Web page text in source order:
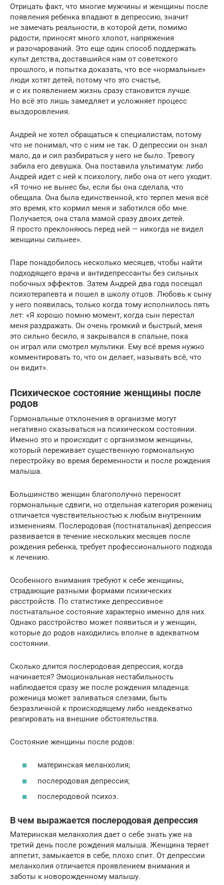
Отрицать факт, что многие мужчины и женщины после
появления ребенка впадают в депрессию, значит
не замечать реальности, в которой дети, помимо
радости, приносят много хлопот, напряжения
и разочарований. Это еще один способ поддержать
культ детства, доставшийся нам от советского
прошлого, и попытка доказать, что все «нормальные»
люди хотят детей, потому что это счастье,
и с их появлением жизнь сразу становится лучше.
Но всё это лишь замедляет и усложняет процесс
выздоровления.
Андрей не хотел обращаться к специалистам, потому
что не понимал, что с ним не так. О депрессии он знал
мало, да и сил разбираться у него не было. Тревогу
забила его девушка. Она поставила ультиматум: либо
Андрей идет с ней к психологу, либо она от него уходит.
«Я точно не вынес бы, если бы она сделала, что
обещала. Она была единственной, кто терпел меня всё
это время, кто кормил меня и заботился обо мне.
Получается, она стала мамой сразу двоих детей.
Я просто преклоняюсь перед ней — никогда не видел
женщины сильнее».
Паре понадобилось несколько месяцев, чтобы найти
подходящего врача и антидепрессанты без сильных
побочных эффектов. Затем Андрей два года посещал
психотерапевта и пошел в школу отцов. Любовь к сыну
у него появилась, только когда тому исполнилось пять
лет: «Я хорошо помню момент, когда сын перестал
меня раздражать. Он очень громкий и быстрый, меня
это сильно бесило, я закрывался в спальне, пока
он играл или смотрел мультики. Ему всё время нужно
комментировать то, что он делает, называть всё, что
он видит».
Психическое состояние женщины после
родов
Гормональные отклонения в организме могут
негативно сказываться на психическом состоянии.
Именно это и происходит с организмом женщины,
который переживает существенную гормональную
перестройку во время беременности и после рождения
малыша.
Большинство женщин благополучно переносят
гормональные сдвиги, но отдельная категория рожениц
отличается чувствительностью к любым внутренним
изменениям. Послеродовая (постнатальная) депрессия
развивается в течение нескольких месяцев после
рождения ребенка, требует профессионального подхода
к лечению.
Особенного внимания требуют к себе женщины,
страдающие разными формами психических
расстройств. По статистике депрессивное
постнатальное состояние характерно именно для них.
Однако расстройство может появиться и у женщин,
которые до родов находились вполне в адекватном
состоянии.
Сколько длится послеродовая депрессия, когда
начинается? Эмоциональная нестабильность
наблюдается сразу же после рождения младенца:
роженица может заливаться слезами, быть
безразличной к происходящему либо неадекватно
реагировать на внешние обстоятельства.
Состояние женщины после родов:
материнская меланхолия;
послеродовая депрессия;
послеродовой психоз.
В чем выражается послеродовая депрессия
Материнская меланхолия дает о себе знать уже на
третий день после рождения малыша. Женщина теряет
аппетит, замыкается в себе, плохо спит. От депрессии
меланхолия отличается проявлением внимания и
заботы к новорожденному малышу.